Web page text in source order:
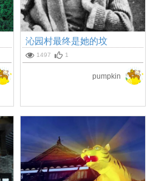
沁园村最终是她的坟
1497 1
pumpkin